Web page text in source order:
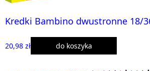
Kredki Bambino dwustronne 18/
20,98 zł do koszyka